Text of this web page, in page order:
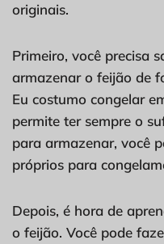
originais.
Primeiro, você precisa
armazenar o feijão de
Eu costumo congelar
permite ter sempre o
para armazenar, você
próprios para
Depois, é hora de
o feijão. Você pode